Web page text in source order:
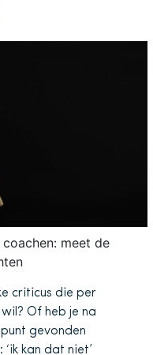
meet de
criticus die per
Of heb je na
gevonden
kan dat niet’